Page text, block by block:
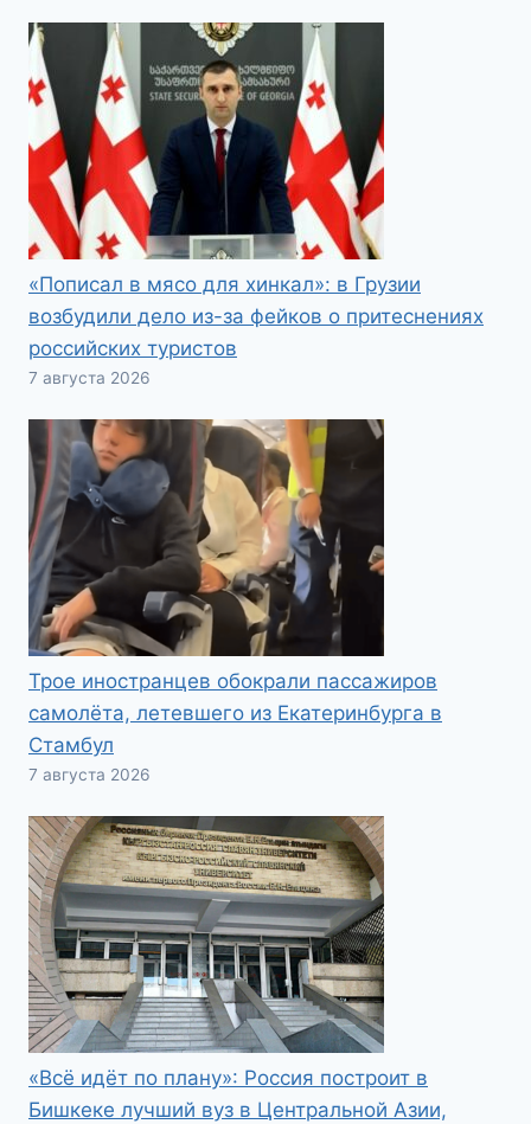
«Пописал в мясо для хинкал»: в Грузии
возбудили дело из-за фейков о притеснениях
российских туристов
7 августа 2026
Трое иностранцев обокрали пассажиров
самолёта, летевшего из Екатеринбурга в
Стамбул
7 августа 2026
«Всё идёт по плану»: Россия построит в
Бишкеке лучший вуз в Центральной Азии,